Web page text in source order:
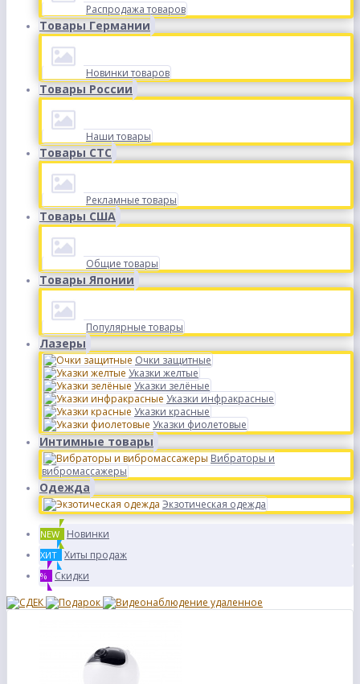
Распродажа товаров
Товары Германии
Новинки товаров
Товары России
Наши товары
Товары СТС
Рекламные товары
Товары США
Общие товары
Товары Японии
Популярные товары
Лазеры
Очки защитные
Указки желтые
Указки зелёные
Указки инфракрасные
Указки красные
Указки фиолетовые
Интимные товары
Вибраторы и
вибромассажеры
Одежда
Экзотическая одежда
NEW Новинки
ХИТ Хиты продаж
% Скидки